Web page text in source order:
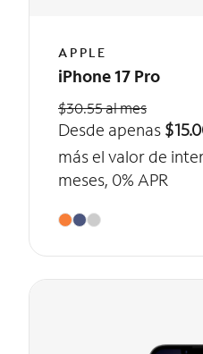
APPLE
iPhone 17 Pro
$30.55 al mes
Desde apenas
más el valor de
meses, 0% APR